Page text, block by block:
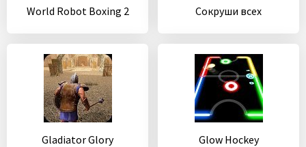
World Robot Boxing 2 Сокруши всех
Gladiator Glory Glow Hockey